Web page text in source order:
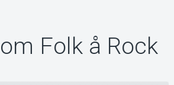
Folk å Rock